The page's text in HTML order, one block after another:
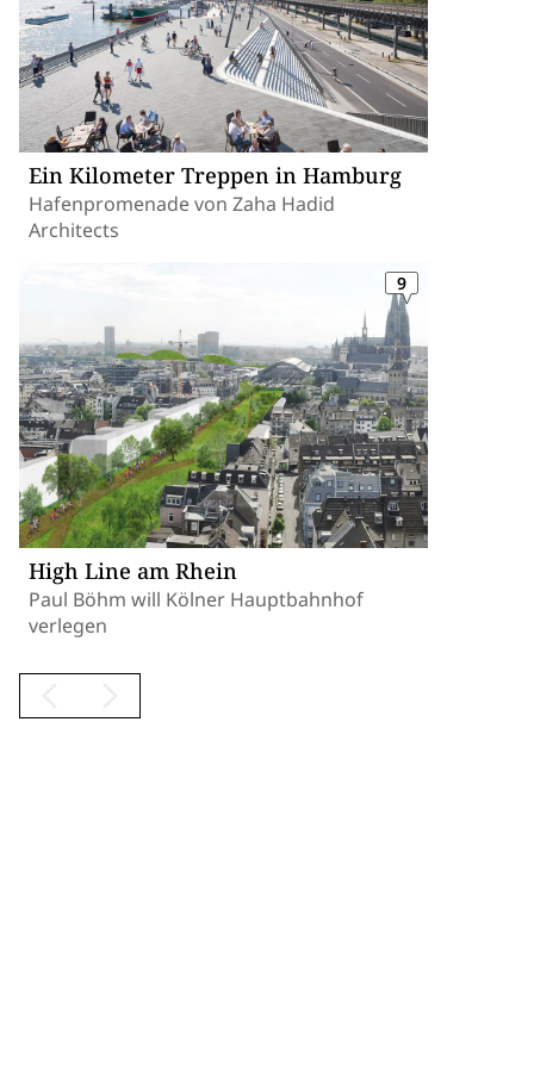
Ein Kilometer Treppen in Hamburg
Hafenpromenade von Zaha Hadid
Architects
High Line am Rhein
Paul Böhm will Kölner Hauptbahnhof
verlegen
9